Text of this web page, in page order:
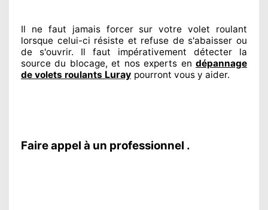
Il ne faut jamais forcer sur votre volet roulant
lorsque celui-ci résiste et refuse de s'abaisser ou
de s'ouvrir. Il faut impérativement détecter la
source du blocage, et nos experts endépannage
de volets roulants Luray pourront vous y aider.
Faire appel à un professionnel .